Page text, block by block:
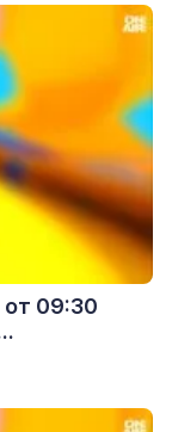
от 09:30